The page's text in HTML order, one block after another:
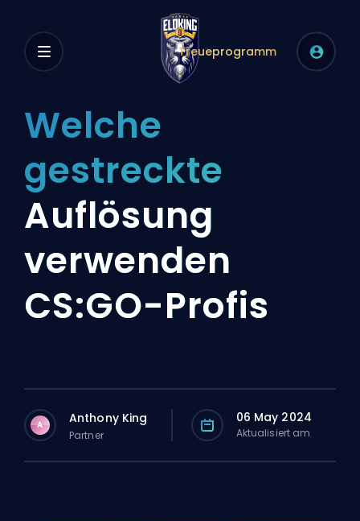
Treueprogramm
Welche
gestreckte
Auflösung
verwenden
CS:GO-Profis
A Anthony King
Partner
06 May 2024
Aktualisiert am